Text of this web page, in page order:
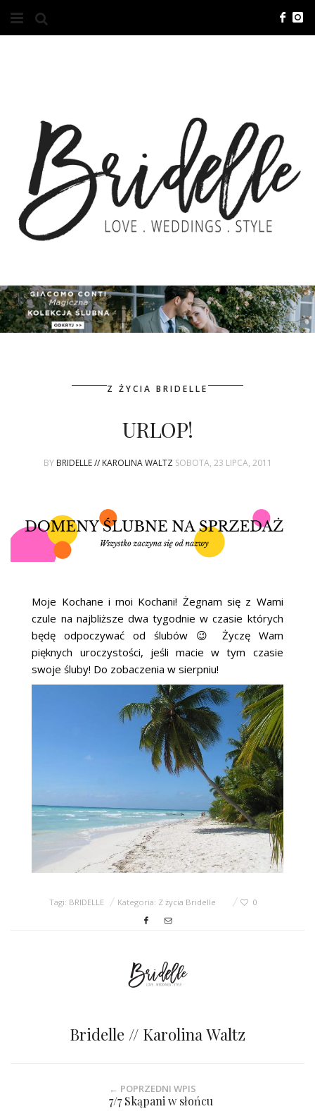
O NAS
KONTAKT
REKLAMA
ADVERTISING
ZGŁOSZENIA
KSIĄŻKI BRIDELLE
WASZE ŚLUBY
BRI GROUP
ŚLUBNE STYLE
MAGAZYNY
Z ŻYCIA BRIDELLE
URLOP!
BY BRIDELLE // KAROLINA WALTZ SOBOTA, 23 LIPCA, 2011
Moje Kochane i moi Kochani! Żegnam się z Wami
czule na najbliższe dwa tygodnie w czasie których
będę odpoczywać od ślubów 😉 Życzę Wam
pięknych uroczystości, jeśli macie w tym czasie
swoje śluby! Do zobaczenia w sierpniu!
Tagi: BRIDELLE Kategoria: Z życia Bridelle 0
Bridelle // Karolina Waltz
← POPRZEDNI WPIS
7/7 Skąpani w słońcu